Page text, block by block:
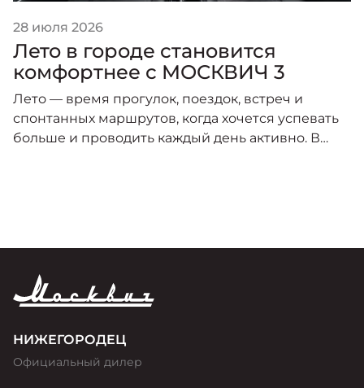
28 июля 2026
Лето в городе становится
комфортнее с МОСКВИЧ 3
Лето — время прогулок, поездок, встреч и
спонтанных маршрутов, когда хочется успевать
больше и проводить каждый день активно. В
НИЖЕГОРОДЕЦ
Официальный дилер